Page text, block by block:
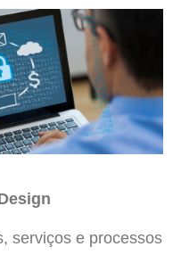
serviços e processos